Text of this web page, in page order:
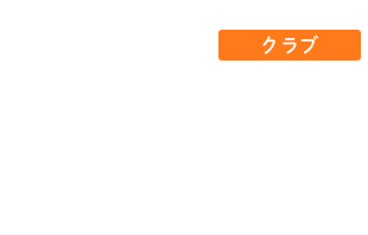
クラブ